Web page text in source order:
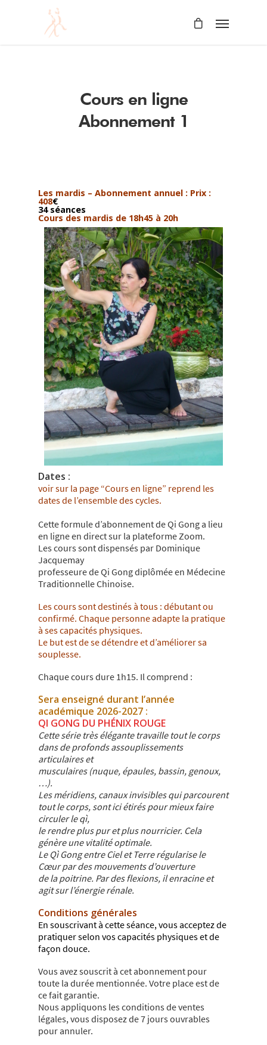
Cours en ligne
Abonnement 1
Les mardis – Abonnement annuel : Prix :
408€
34 séances
Cours des mardis de 18h45 à 20h
Dates :
voir sur la page “Cours en ligne” reprend les
dates de l’ensemble des cycles.
Cette formule d’abonnement de Qi Gong a lieu
en ligne en direct sur la plateforme Zoom.
Les cours sont dispensés par Dominique
Jacquemay
professeure de Qi Gong diplômée en Médecine
Traditionnelle Chinoise.
Les cours sont destinés à tous : débutant ou
confirmé. Chaque personne adapte la pratique
à ses capacités physiques.
Le but est de se détendre et d’améliorer sa
souplesse.
Chaque cours dure 1h15. Il comprend :
Sera enseigné durant l’année
académique 2026-2027 :
QI GONG DU PHÉNIX ROUGE
Cette série très élégante travaille tout le corps
dans de profonds assouplissements
articulaires et
musculaires (nuque, épaules, bassin, genoux,
…).
Les méridiens, canaux invisibles qui parcourent
tout le corps, sont ici étirés pour mieux faire
circuler le qì,
le rendre plus pur et plus nourricier. Cela
génère une vitalité optimale.
Le Qì Gong entre Ciel et Terre régularise le
Cœur par des mouvements d’ouverture
de la poitrine. Par des flexions, il enracine et
agit sur l’énergie rénale.
Conditions générales
En souscrivant à cette séance, vous acceptez de
pratiquer selon vos capacités physiques et de
façon douce.
Vous avez souscrit à cet abonnement pour
toute la durée mentionnée. Votre place est de
ce fait garantie.
Nous appliquons les conditions de ventes
légales, vous disposez de 7 jours ouvrables
pour annuler.